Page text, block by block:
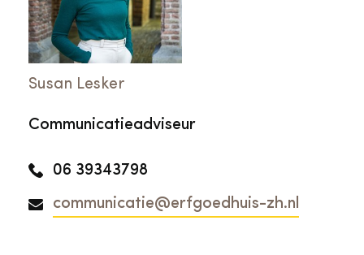
Susan Lesker
Communicatieadviseur
06 39343798
communicatie@erfgoedhuis-zh.nl